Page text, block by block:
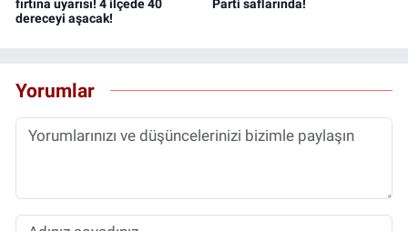
fırtına uyarısı! 4 ilçede 40
dereceyi aşacak!
Parti saflarında!
Yorumlar